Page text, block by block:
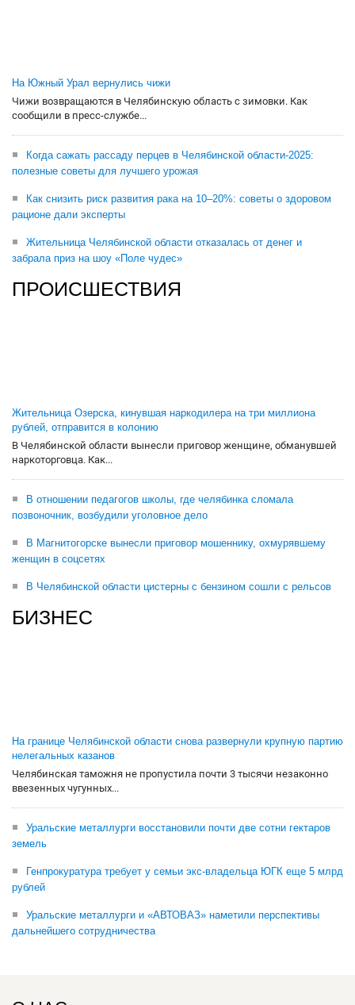
На Южный Урал вернулись чижи
Чижи возвращаются в Челябинскую область с зимовки. Как
сообщили в пресс-службе...
Когда сажать рассаду перцев в Челябинской области-2025:
полезные советы для лучшего урожая
Как снизить риск развития рака на 10–20%: советы о здоровом
рационе дали эксперты
Жительница Челябинской области отказалась от денег и
забрала приз на шоу «Поле чудес»
ПРОИСШЕСТВИЯ
Жительница Озерска, кинувшая наркодилера на три миллиона
рублей, отправится в колонию
В Челябинской области вынесли приговор женщине, обманувшей
наркоторговца. Как...
В отношении педагогов школы, где челябинка сломала
позвоночник, возбудили уголовное дело
В Магнитогорске вынесли приговор мошеннику, охмурявшему
женщин в соцсетях
В Челябинской области цистерны с бензином сошли с рельсов
БИЗНЕС
На границе Челябинской области снова развернули крупную партию
нелегальных казанов
Челябинская таможня не пропустила почти 3 тысячи незаконно
ввезенных чугунных...
Уральские металлурги восстановили почти две сотни гектаров
земель
Генпрокуратура требует у семьи экс-владельца ЮГК еще 5 млрд
рублей
Уральские металлурги и «АВТОВАЗ» наметили перспективы
дальнейшего сотрудничества